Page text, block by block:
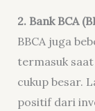
2. Bank BCA
BBCA juga
termasuk
cukup besar.
positif dari